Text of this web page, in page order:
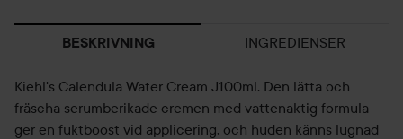
BESKRIVNING INGREDIENSER
Kiehl's Calendula Water Cream J100ml. Den lätta och
fräscha serumberikade cremen med vattenaktig formula
ger en fuktboost vid applicering, och huden känns lugnad